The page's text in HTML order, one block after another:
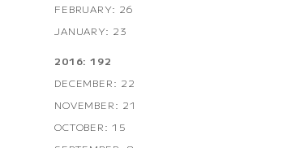
FEBRUARY: 26
JANUARY: 23
2016: 192
DECEMBER: 22
NOVEMBER: 21
OCTOBER: 15